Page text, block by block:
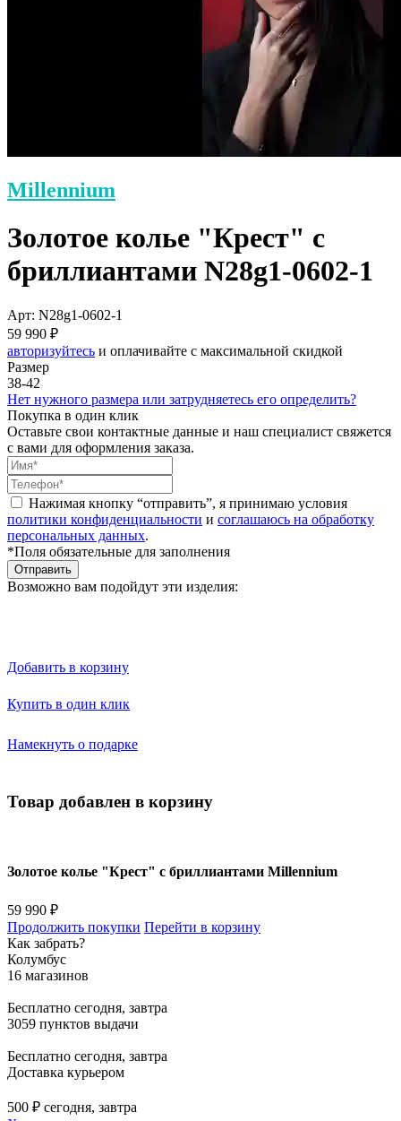
Millennium
Золотое колье "Крест" с
бриллиантами N28g1-0602-1
Арт: N28g1-0602-1
59 990 ₽
авторизуйтесь и оплачивайте с максимальной скидкой
Размер
38-42
Нет нужного размера или затрудняетесь его определить?
Покупка в один клик
Оставьте свои контактные данные и наш специалист свяжется
с вами для оформления заказа.
Нажимая кнопку “отправить”, я принимаю условия
политики конфиденциальности и соглашаюсь на обработку
персональных данных.
*Поля обязательные для заполнения
Отправить
Возможно вам подойдут эти изделия:
Добавить в корзину
Купить в один клик
Намекнуть о подарке
Товар добавлен в корзину
Золотое колье "Крест" с бриллиантами Millennium
59 990 ₽
Продолжить покупки Перейти в корзину
Как забрать?
Колумбус
16 магазинов
Бесплатно сегодня, завтра
3059 пунктов выдачи
Бесплатно сегодня, завтра
Доставка курьером
500 ₽ сегодня, завтра